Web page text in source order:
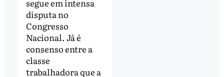
segue em intensa
disputa no
Congresso
Nacional. Já é
consenso entre a
classe
trabalhadora que a